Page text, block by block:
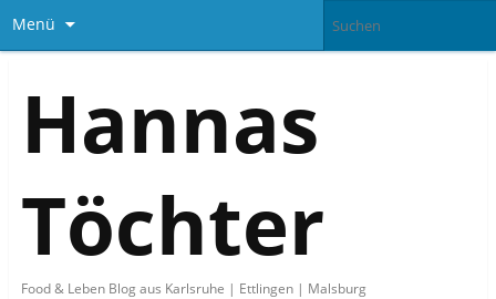
Menü
Hannas
Töchter
Food & Leben Blog aus Karlsruhe | Ettlingen | Malsburg